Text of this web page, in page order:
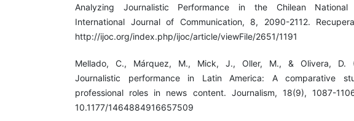
Analyzing Journalistic Performance in the Chilean National
International Journal of Communication, 8, 2090-2112.
http://ijoc.org/index.php/ijoc/article/viewFile/2651/1191
Mellado, C., Márquez, M., Mick, J., Oller, M., & Olivera, D.
Journalistic performance in Latin America: A comparative
professional roles in news content. Journalism, 18(9), 1087-
10.1177/1464884916657509